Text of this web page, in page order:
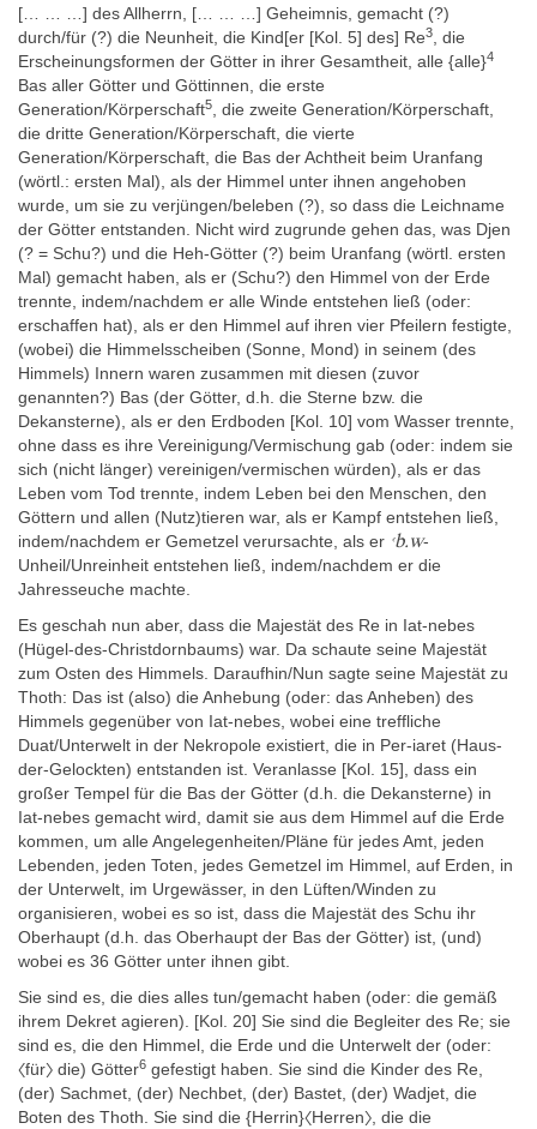
Eigentümers des Naos.
Ursprünglicher Verwendungskontext
Der Naos enthielt ursprünglich eine löwengestaltige Statue des
Gottes Schu und war sicherlich im Sanktuar oder in der
Kapelle des Tempels des Gottes Sopdu(-Schu) in dem Ort „Hügel
/ Haus des Christdornbaums“ (Jꜣ.t-nbs/Ḥw.t-nbs), dem heutigen
Șafț el-Ḥenneh, aufgestellt. Die Statue wird als aus Silber mit
einem Beschlag aus Feingold und mit einer Höhe von 30 cm
(ohne die Krone?) beschrieben. Ein ähnlich dekorierter und
beschrifteter Naos für eine gleich große Löwenstatue der Göttin
Tefnut, dessen Rückwand 1841 (oder kurz zuvor) in einem Haus
in Alexandrien wiederverwendet aufgefunden wurde, wird
ursprünglich im Sanktuar oder in der
Pr-nsr-Kapelle des gleichen
Tempels gestanden haben (Yoyotte 1954, 81-82; Goddio 2016,
115-116). Rekonstruktionen der Gebäudekomplexe von Șafț el-
Ḥenneh finden sich bei Virenque 2006; von Bomhard 2008, 200-
204; Kessler 2011 und Tiribilli 2012. Irgendwann, vermutlich bei
der Wiederverwendung des Naos des Schu in oder bei Canopus,
wurden einige Inschriften im oberen Bereich der rechten
Außenwand (Besucherperspektive) und die Inschriften auf der
Vorderseite ausradiert. Welcher Zweck der Naos in der
Zweitverwendung gehabt haben könnte, ist unbekannt (vgl.
Vorschläge bei von Bomhard 2008, 227-229 für einen
diesem Zeitpunkt vermutlich nicht länger als Behälter für ein
ägyptisches Kultbild verwendet worden sein. Irgendwann später
(in frühchristlicher Zeit?) wurde der Naos absichtlich zerschlagen
und in einem byzantinischen Gebäude als Baumaterial
wiederverwendet.
Material
Nicht Organisch » Stein » Granit
Objekttyp
Artefakt » Behälter » Kasten » Naos
Technische Daten
Material: grauer Granit (Clère 1950, 143), schwarzer Granit
(Yoyotte 1954, 79); „dark granite“ mit „several pink veins“, dunkler
Granit mit einigen rosafarbenen Adern (von Bomhard 2008, 6);
„dark-gray granit, with a red-agglomerate area on the back“
(Habachi und Habachi 1952, 252); Diorit (Homepage Louvre; vgl.
Hohneck 2020, Bd. 2, 277).
[… … …] des Allherrn, [… … …] Geheimnis, gemacht (?)
durch/für (?) die Neunheit, die Kind[er [Kol. 5] des] Re3
, die
Erscheinungsformen der Götter in ihrer Gesamtheit, alle {alle}4
Bas aller Götter und Göttinnen, die erste
Generation/Körperschaft5
, die zweite Generation/Körperschaft,
die dritte Generation/Körperschaft, die vierte
Generation/Körperschaft, die Bas der Achtheit beim Uranfang
(wörtl.: ersten Mal), als der Himmel unter ihnen angehoben
wurde, um sie zu verjüngen/beleben (?), so dass die Leichname
der Götter entstanden. Nicht wird zugrunde gehen das, was Djen
(? = Schu?) und die Heh-Götter (?) beim Uranfang (wörtl. ersten
Mal) gemacht haben, als er (Schu?) den Himmel von der Erde
trennte, indem/nachdem er alle Winde entstehen ließ (oder:
erschaffen hat), als er den Himmel auf ihren vier Pfeilern festigte,
(wobei) die Himmelsscheiben (Sonne, Mond) in seinem (des
Himmels) Innern waren zusammen mit diesen (zuvor
genannten?) Bas (der Götter, d.h. die Sterne bzw. die
Dekansterne), als er den Erdboden [Kol. 10] vom Wasser trennte,
ohne dass es ihre Vereinigung/Vermischung gab (oder: indem sie
sich (nicht länger) vereinigen/vermischen würden), als er das
Leben vom Tod trennte, indem Leben bei den Menschen, den
Göttern und allen (Nutz)tieren war, als er Kampf entstehen ließ,
indem/nachdem er Gemetzel verursachte, als er ꜥb.w-
Unheil/Unreinheit entstehen ließ, indem/nachdem er die
Jahresseuche machte.
Es geschah nun aber, dass die Majestät des Re in Iat-nebes
(Hügel-des-Christdornbaums) war. Da schaute seine Majestät
zum Osten des Himmels. Daraufhin/Nun sagte seine Majestät zu
Thoth: Das ist (also) die Anhebung (oder: das Anheben) des
Himmels gegenüber von Iat-nebes, wobei eine treffliche
Duat/Unterwelt in der Nekropole existiert, die in Per-iaret (Haus-
der-Gelockten) entstanden ist. Veranlasse [Kol. 15], dass ein
großer Tempel für die Bas der Götter (d.h. die Dekansterne) in
Iat-nebes gemacht wird, damit sie aus dem Himmel auf die Erde
kommen, um alle Angelegenheiten/Pläne für jedes Amt, jeden
Lebenden, jeden Toten, jedes Gemetzel im Himmel, auf Erden, in
der Unterwelt, im Urgewässer, in den Lüften/Winden zu
organisieren, wobei es so ist, dass die Majestät des Schu ihr
Oberhaupt (d.h. das Oberhaupt der Bas der Götter) ist, (und)
wobei es 36 Götter unter ihnen gibt.
Sie sind es, die dies alles tun/gemacht haben (oder: die gemäß
ihrem Dekret agieren). [Kol. 20] Sie sind die Begleiter des Re; sie
sind es, die den Himmel, die Erde und die Unterwelt der (oder:
〈für〉 die) Götter6 gefestigt haben. Sie sind die Kinder des Re,
(der) Sachmet, (der) Nechbet, (der) Bastet, (der) Wadjet, die
Boten des Thoth. Sie sind die {Herrin}〈Herren〉, die die